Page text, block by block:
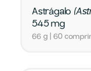
Astrágalo
545 mg
66 g | 60